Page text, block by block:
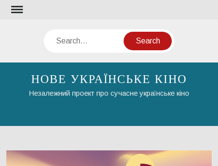
Skip
Search
НОВЕ УКРАЇНСЬКЕ КІНО
Незалежний проект про сучасне українське кіно